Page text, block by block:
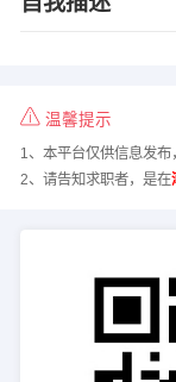
温馨提示
1、本平台仅供信息发布
2、请告知求职者，是在